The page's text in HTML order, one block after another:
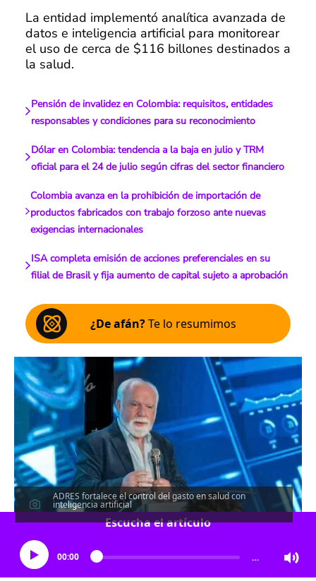
La entidad implementó analítica avanzada de
datos e inteligencia artificial para monitorear
el uso de cerca de $116 billones destinados a
la salud.
Pensión de invalidez en Colombia: requisitos, entidades
responsables y condiciones para su reconocimiento
Dólar en Colombia: tendencia a la baja en julio y TRM
oficial para el 24 de julio según cifras del sector financiero
Colombia avanza en la prohibición de importación de
productos fabricados con trabajo forzoso ante nuevas
exigencias internacionales
ISA completa emisión de acciones preferenciales en su
filial de Brasil y fija aumento de capital sujeto a aprobación
¿De afán?Te lo resumimos
ADRES fortalece el control del gasto en salud con
inteligencia artificial
Escucha el artículo
00:00 …